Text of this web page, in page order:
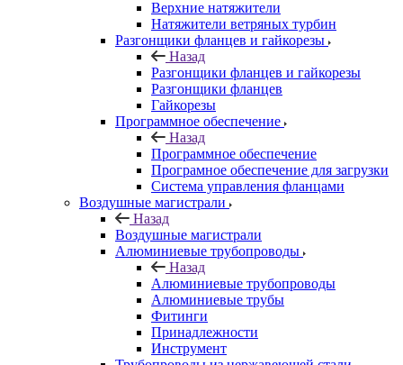
Верхние натяжители
Натяжители ветряных турбин
Разгонщики фланцев и гайкорезы
Назад
Разгонщики фланцев и гайкорезы
Разгонщики фланцев
Гайкорезы
Программное обеспечение
Назад
Программное обеспечение
Програмное обеспечение для загрузки
Система управления фланцами
Воздушные магистрали
Назад
Воздушные магистрали
Алюминиевые трубопроводы
Назад
Алюминиевые трубопроводы
Алюминиевые трубы
Фитинги
Принадлежности
Инструмент